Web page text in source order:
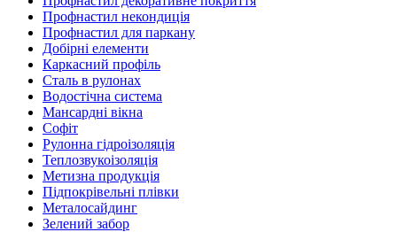
Профнастил некондиція
Профнастил для паркану
Добірні елементи
Каркасний профіль
Сталь в рулонах
Водостічна система
Мансардні вікна
Софіт
Рулонна гідроізоляція
Теплозвукоізоляція
Метизна продукція
Підпокрівельні плівки
Металосайдинг
Зелений забор